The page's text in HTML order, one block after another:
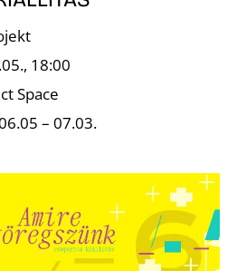
18:00
Space
– 07.03.